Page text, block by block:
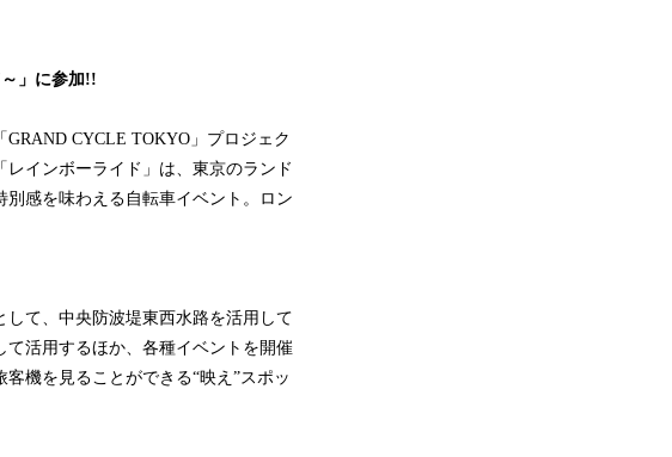
」に参加!!
CYCLE TOKYO」プロジェク
インボーライド」は、東京のランド
感を味わえる自転車イベント。ロン
て、中央防波堤東西水路を活用して
活用するほか、各種イベントを開催
機を見ることができる“映え”スポッ